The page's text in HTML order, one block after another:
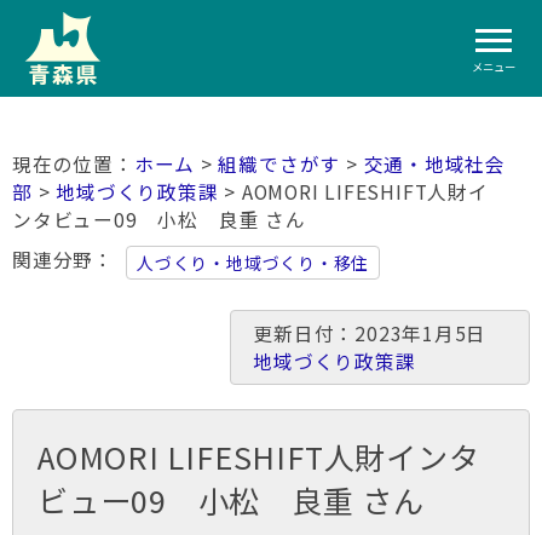
メニュー
ホーム >組織でさがす > 交通・地域社会
部 >地域づくり政策課 > AOMORI LIFESHIFT人財イ
ンタビュー09 小松 良重 さん
関連分野
人づくり・地域づくり・移住
更新日付：2023年1月5日
地域づくり政策課
AOMORI LIFESHIFT人財インタ
ビュー09 小松 良重 さん